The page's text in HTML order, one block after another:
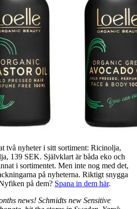
två nyheter i sitt sortiment: Ricinolja,
139 SEK. Självklart är båda eko och
i sortimentet. Men inte nog med det,
på nyheterna. Riktigt snygga
på dem? Spana in dem här.
news! Schmidts new Sensitive